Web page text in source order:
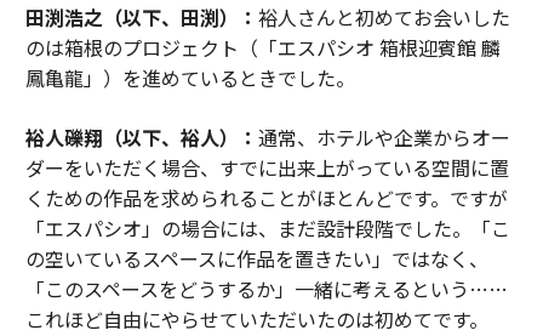
田渕浩之（以下、田渕）： 裕人さんと初めてお会いした
のは箱根のプロジェクト（「エスパシオ 箱根迎賓館 麟
鳳亀龍」）を進めているときでした。
裕人礫翔（以下、裕人）： 通常、ホテルや企業からオー
ダーをいただく場合、すでに出来上がっている空間に置
くための作品を求められることがほとんどです。ですが
「エスパシオ」の場合には、まだ設計段階でした。「こ
の空いているスペースに作品を置きたい」ではなく、
「このスペースをどうするか」一緒に考えるという……
これほど自由にやらせていただいたのは初めてです。